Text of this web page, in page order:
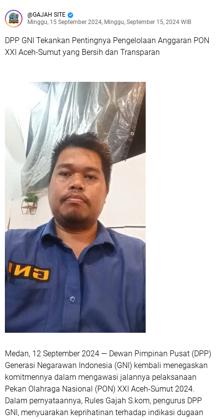
GAJAH SITE
Minggu, 15 September 2024, Minggu, September 15, 2024 WIB
DPP GNI Tekankan Pentingnya Pengelolaan Anggaran PON
XXI Aceh-Sumut yang Bersih dan Transparan
Medan, 12 September 2024 — Dewan Pimpinan Pusat (DPP)
Generasi Negarawan Indonesia (GNI) kembali menegaskan
komitmennya dalam mengawasi jalannya pelaksanaan
Pekan Olahraga Nasional (PON) XXI Aceh-Sumut 2024.
Dalam pernyataannya, Rules Gajah S.kom, pengurus DPP
GNI, menyuarakan keprihatinan terhadap indikasi dugaan